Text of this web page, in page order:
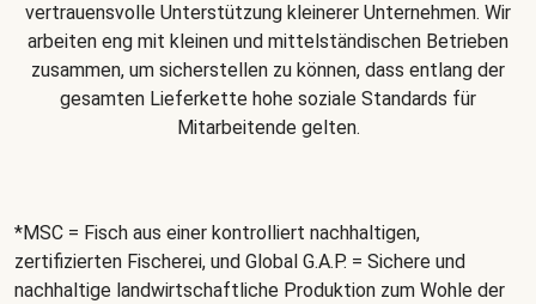
vertrauensvolle Unterstützung kleinerer Unternehmen. Wir
arbeiten eng mit kleinen und mittelständischen Betrieben
zusammen, um sicherstellen zu können, dass entlang der
gesamten Lieferkette hohe soziale Standards für
Mitarbeitende gelten.
*MSC = Fisch aus einer kontrolliert nachhaltigen,
zertifizierten Fischerei, und Global G.A.P. = Sichere und
nachhaltige landwirtschaftliche Produktion zum Wohle der